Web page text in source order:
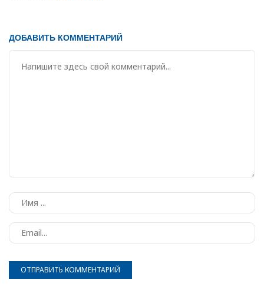
ДОБАВИТЬ КОММЕНТАРИЙ